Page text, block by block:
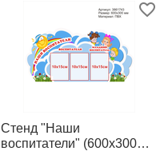
Стенд "Наши
воспитатели" (600х300